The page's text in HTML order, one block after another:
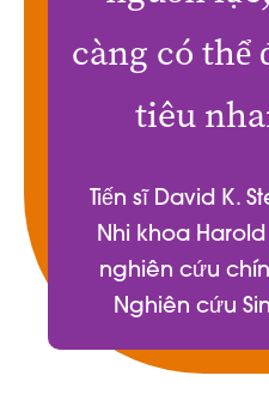
càng có thể
tiêu
Tiến sĩ David K.
Nhi khoa
nghiên cứu
Nghiên cứu